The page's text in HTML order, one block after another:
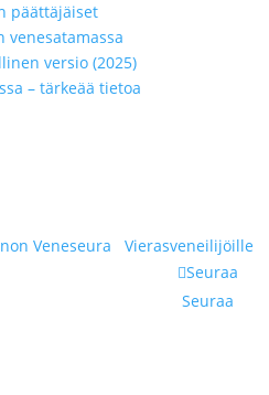
päättäjäiset
venesatamassa
versio (2025)
– tärkeää tietoa
Veneseura Vierasveneilijöille
Seuraa
Seuraa